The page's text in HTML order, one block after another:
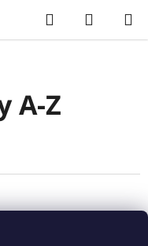
Hledat
KOŠÍK
A-Z